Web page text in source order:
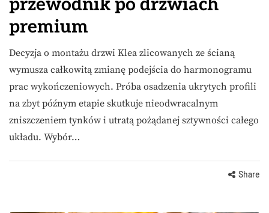
przewodnik po drzwiach
premium
Decyzja o montażu drzwi Klea zlicowanych ze ścianą
wymusza całkowitą zmianę podejścia do harmonogramu
prac wykończeniowych. Próba osadzenia ukrytych profili
na zbyt późnym etapie skutkuje nieodwracalnym
zniszczeniem tynków i utratą pożądanej sztywności całego
układu. Wybór…
Share